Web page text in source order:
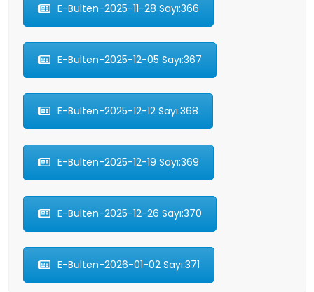
E-Bulten-2025-11-28 Sayı:366
E-Bulten-2025-12-05 Sayı:367
E-Bulten-2025-12-12 Sayı:368
E-Bulten-2025-12-19 Sayı:369
E-Bulten-2025-12-26 Sayı:370
E-Bulten-2026-01-02 Sayı:371